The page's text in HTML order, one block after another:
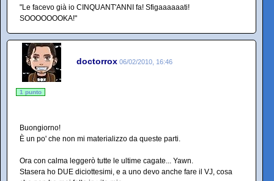
"Le facevo già io CINQUANT'ANNI fa! Sfigaaaaaati!
SOOOOOOOKA!"
doctorrox 06/02/2010, 16:46
1 punto
Buongiorno!
È un po' che non mi materializzo da queste parti.
Ora con calma leggerò tutte le ultime cagate... Yawn.
Stasera ho DUE diciottesimi, e a uno devo anche fare il VJ, cosa